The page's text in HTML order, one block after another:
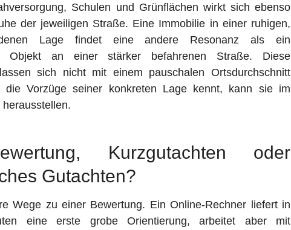
Schulen und Grünflächen wirkt sich ebenso
der jeweiligen Straße. Eine Immobilie in einer ruhigen,
Lage findet eine andere Resonanz als ein
Objekt an einer stärker befahrenen Straße. Diese
sich nicht mit einem pauschalen Ortsdurchschnitt
die Vorzüge seiner konkreten Lage kennt, kann sie im
Kurzgutachten oder
Gutachten?
Wege zu einer Bewertung. Ein Online-Rechner liefert in
eine erste grobe Orientierung, arbeitet aber mit